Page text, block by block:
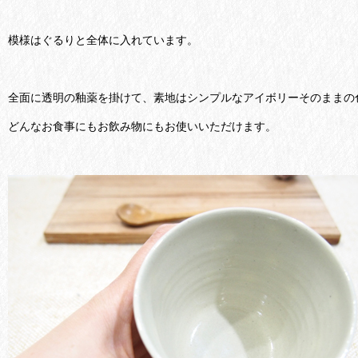
模様はぐるりと全体に入れています。
全面に透明の釉薬を掛けて、素地はシンプルなアイボリーそのまま
どんなお食事にもお飲み物にもお使いいただけます。